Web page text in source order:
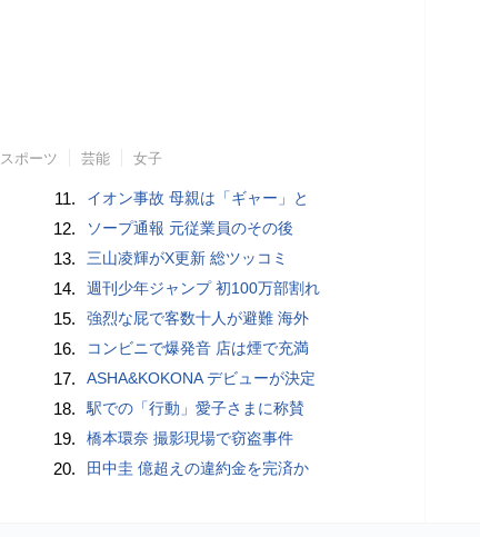
スポーツ 芸能 女子
11. イオン事故 母親は「ギャー」と
12. ソープ通報 元従業員のその後
13. 三山凌輝がX更新 総ツッコミ
14. 週刊少年ジャンプ 初100万部割れ
15. 強烈な屁で客数十人が避難 海外
16. コンビニで爆発音 店は煙で充満
17. ASHA&KOKONA デビューが決定
18. 駅での「行動」愛子さまに称賛
19. 橋本環奈 撮影現場で窃盗事件
20. 田中圭 億超えの違約金を完済か